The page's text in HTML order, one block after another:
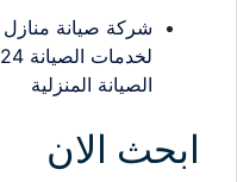
الصيانة المنزلية
ابحث الان